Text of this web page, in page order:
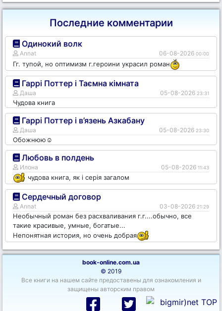
Последние комментарии
Одинокий волк
Annat 06-08-2026 00:00
Гг. тупой, но оптимизм г.героини украсил роман
Гаррі Поттер і Таємна кімната
Даша 05-08-2026 23:31
Чудова книга
Гаррі Поттер і в’язень Азкабану
Даша 05-08-2026 23:30
Обожнюю☺️
Любовь в полдень
Илона 05-08-2026 11:43
чудова книга, як і серія загалом
Сердечный договор
Annat 03-08-2026 21:29
Необычный роман без расхваливания г.г....обычно, все
такие красивые, умные, богатые...
Непонятная история, но очень добрая
book-online.com.ua
© 2019
Все книги на нашем сайте предоставены для ознакомления и
защищены авторским правом